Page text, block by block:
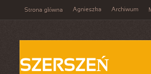
Strona główna Agnieszka Archiwum
SZERSZEŃ